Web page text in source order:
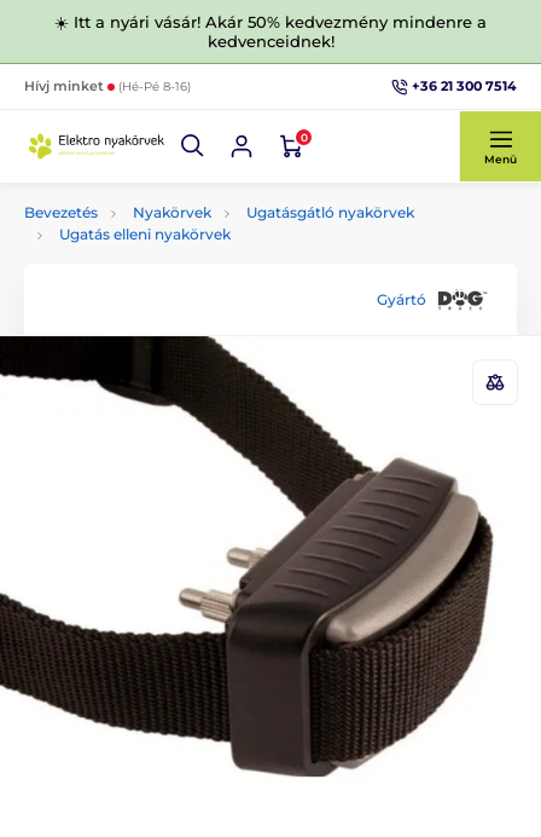
☀️ Itt a nyári vásár! Akár 50% kedvezmény mindenre a
kedvenceidnek!
Hívj minket (Hé-Pé 8-16) +36 21 300 7514
0
Menü
Bevezetés Nyakörvek
Ugatásgátló nyakörvek
Ugatás elleni nyakörvek
Gyártó